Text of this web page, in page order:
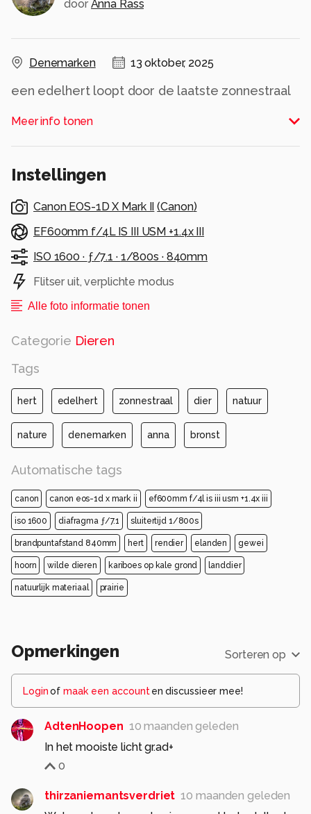
door Anna Rass
Denemarken 13 oktober, 2025
een edelhert loopt door de laatste zonnestraal
Effies in het groot bekijken!
Heel erg bedankt voor de fijne reacties bij de
Gr. Anna
Alle rechten voorbehouden
Meer info tonen
Instellingen
Canon EOS-1D X Mark II (Canon)
EF600mm f/4L IS III USM +1.4x III
ISO 1600 · ƒ/7.1 · 1/800s · 840mm
Flitser uit, verplichte modus
Alle foto informatie tonen
Categorie Dieren
Tags
hert edelhert zonnestraal dier natuur
nature denemarken anna bronst
Automatische tags
canon canon eos-1d x mark ii ef600mm f/4l is iii usm +1.4x iii
iso 1600 diafragma ƒ/7.1 sluitertijd 1/800s
brandpuntafstand 840mm hert rendier elanden gewei
hoorn wilde dieren kariboes op kale grond landdier
natuurlijk materiaal prairie
Opmerkingen Sorteren op
Loginof maak een account en discussieer mee!
AdtenHoopen 10 maanden geleden
In het mooiste licht gr.ad+
0
thirzaniemantsverdriet 10 maanden geleden